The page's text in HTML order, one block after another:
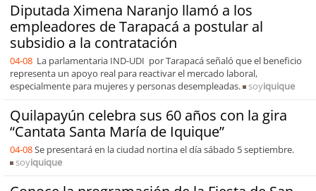
Diputada Ximena Naranjo llamó a los
empleadores de Tarapacá a postular al
subsidio a la contratación
04-08 La parlamentaria IND-UDI por Tarapacá señaló que el beneficio
representa un apoyo real para reactivar el mercado laboral,
especialmente para mujeres y personas desempleadas.
soyiquique
Quilapayún celebra sus 60 años con la gira
“Cantata Santa María de Iquique”
04-08Se presentará en la ciudad nortina el día sábado 5 septiembre.
soyiquique